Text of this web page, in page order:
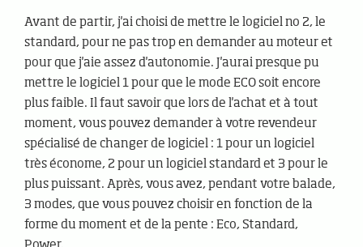
Avant de partir, j'ai choisi de mettre le logiciel no 2, le
standard, pour ne pas trop en demander au moteur et
pour que j'aie assez d'autonomie. J'aurai presque pu
mettre le logiciel 1 pour que le mode ECO soit encore
plus faible. Il faut savoir que lors de l'achat et à tout
moment, vous pouvez demander à votre revendeur
spécialisé de changer de logiciel : 1 pour un logiciel
très économe, 2 pour un logiciel standard et 3 pour le
plus puissant. Après, vous avez, pendant votre balade,
3 modes, que vous pouvez choisir en fonction de la
forme du moment et de la pente : Eco, Standard,